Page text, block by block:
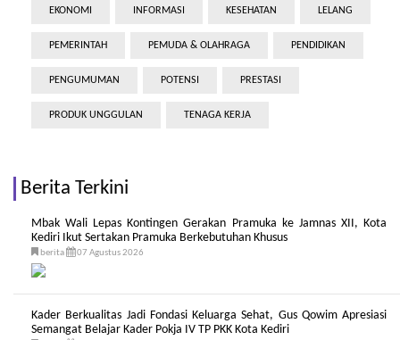
EKONOMI INFORMASI KESEHATAN LELANG
PEMERINTAH PEMUDA & OLAHRAGA PENDIDIKAN
PENGUMUMAN POTENSI PRESTASI
PRODUK UNGGULAN TENAGA KERJA
Berita Terkini
Mbak Wali Lepas Kontingen Gerakan Pramuka ke Jamnas XII, Kota
Kediri Ikut Sertakan Pramuka Berkebutuhan Khusus
berita 07 Agustus 2026
Kader Berkualitas Jadi Fondasi Keluarga Sehat, Gus Qowim Apresiasi
Semangat Belajar Kader Pokja IV TP PKK Kota Kediri